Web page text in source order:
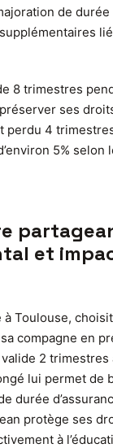
de durée
8 trimestres
ses
perdu 4
5% selon
et
Toulouse,
compagne en
2 trimestres
lui permet de
durée
protège ses
à